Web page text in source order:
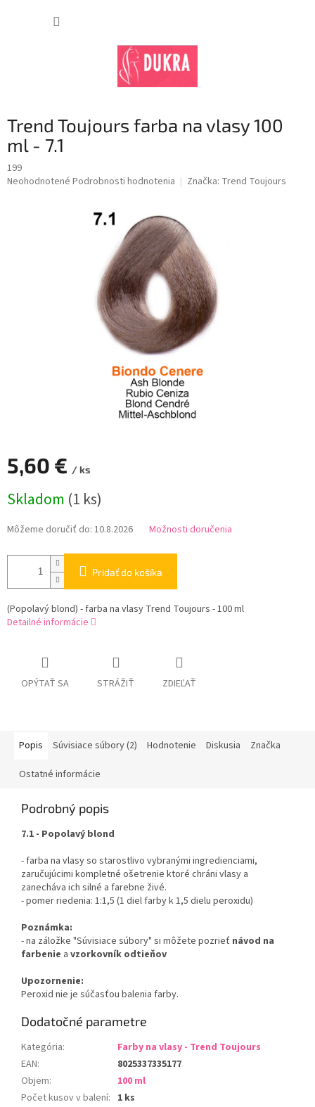
Trend Toujours farba na vlasy 100
ml - 7.1
199
Priemerné
Neohodnotené Podrobnosti hodnotenia Značka: Trend Toujours
5,60 € / ks
cena:
Skladom (1 ks)
Môžeme doručiť do: 10.8.2026 Možnosti doručenia
Pridať do košíka
(Popolavý blond) - farba na vlasy Trend Toujours - 100 ml
Detailné informácie
OPÝTAŤ SA STRÁŽIŤ ZDIEĽAŤ
Popis Súvisiace súbory (2) Hodnotenie Diskusia Značka
Ostatné informácie
Podrobný popis
7.1 - Popolavý blond
- farba na vlasy so starostlivo vybranými ingredienciami,
zaručujúcimi kompletné ošetrenie ktoré chráni vlasy a
zanecháva ich silné a farebne živé.
- pomer riedenia: 1:1,5 (1 diel farby k 1,5 dielu peroxidu)
Poznámka:
- na záložke "Súvisiace súbory" si môžete pozrieť návod na
farbenie a vzorkovník odtieňov
Upozornenie:
Peroxid nie je súčasťou balenia farby.
Dodatočné parametre
Kategória:
Farby na vlasy - Trend Toujours
EAN:
8025337335177
Objem:
100 ml
Počet kusov v balení: 1 ks